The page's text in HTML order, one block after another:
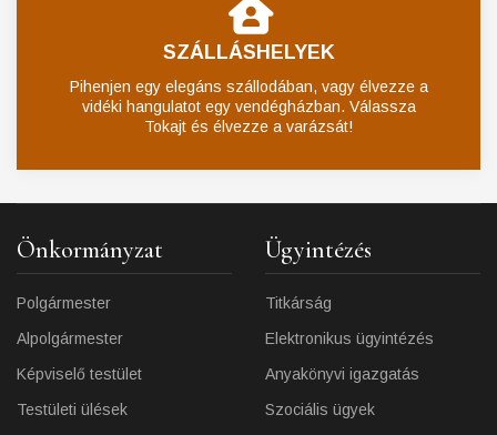
SZÁLLÁSHELYEK
Pihenjen egy elegáns szállodában, vagy élvezze a
vidéki hangulatot egy vendégházban. Válassza
Tokajt és élvezze a varázsát!
Önkormányzat
Polgármester
Alpolgármester
Képviselő testület
Testületi ülések
Ügyintézés
Titkárság
Elektronikus ügyintézés
Anyakönyvi igazgatás
Szociális ügyek